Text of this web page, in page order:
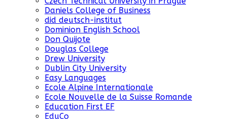
Daniels College of Business
did deutsch-institut
Dominion English School
Don Quijote
Douglas College
Drew University
Dublin City University
Easy Languages
Ecole Alpine Internationale
Ecole Nouvelle de la Suisse Romande
Education First EF
EduCo